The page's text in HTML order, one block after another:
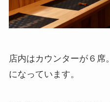
店内はカウンターが６席
になっています。